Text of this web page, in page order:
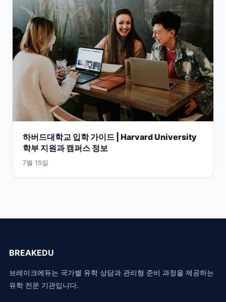
하버드대학교 입학 가이드 | Harvard University
학부 지원과 캠퍼스 정보
7월 15일
BREAKEDU
브레이크에듀는 국가별 유학 상담과 관리형 준비 과정을 제공하는
유학 전문 기관입니다.